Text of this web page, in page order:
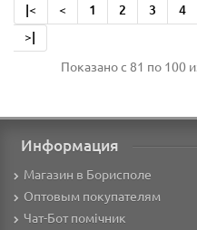
|< < 1 2 3 4
>|
Показано с 81 по 100
Информация
Магазин в Борисполе
Оптовым покупателям
Чат-Бот помічник